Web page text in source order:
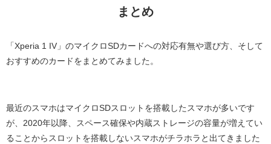
まとめ
「Xperia 1 IV」のマイクロSDカードへの対応有無や選び方、そして
おすすめのカードをまとめてみました。
最近のスマホはマイクロSDスロットを搭載したスマホが多いです
が、2020年以降、スペース確保や内蔵ストレージの容量が増えてい
ることからスロットを搭載しないスマホがチラホラと出てきました